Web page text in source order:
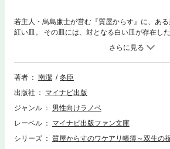
若主人・烏島廉士が営む『質屋からす』に、あ
紅い皿。 その皿には、対となる白い皿が存在し
と白、二つの皿を巡る謎を軸に、人々の運命を
いく……。 従業員の目黒千里が持つ特別な能力
ミステリー、シリーズ最新作登場！
著者
南潔
冬臣
出版社
マイナビ出版
ジャンル
男性向けラノベ
レーベル
マイナビ出版ファン文庫
シリーズ
質屋からすのワケアリ帳簿～双生の